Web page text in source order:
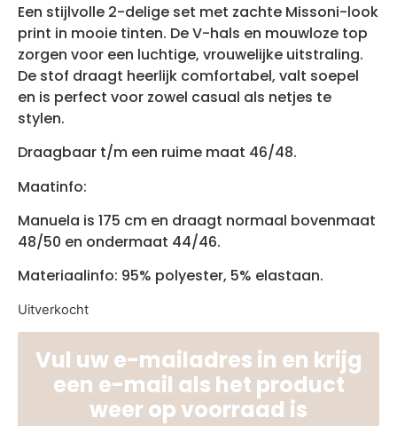
Een stijlvolle 2-delige set met zachte Missoni-look
print in mooie tinten. De V-hals en mouwloze top
zorgen voor een luchtige, vrouwelijke uitstraling.
De stof draagt heerlijk comfortabel, valt soepel
en is perfect voor zowel casual als netjes te
stylen.
Draagbaar t/m een ruime maat 46/48.
Maatinfo:
Manuela is 175 cm en draagt normaal bovenmaat
48/50 en ondermaat 44/46.
Materiaalinfo: 95% polyester, 5% elastaan.
Uitverkocht
Vul uw e-mailadres in en krijg
een e-mail als het product
weer op voorraad is